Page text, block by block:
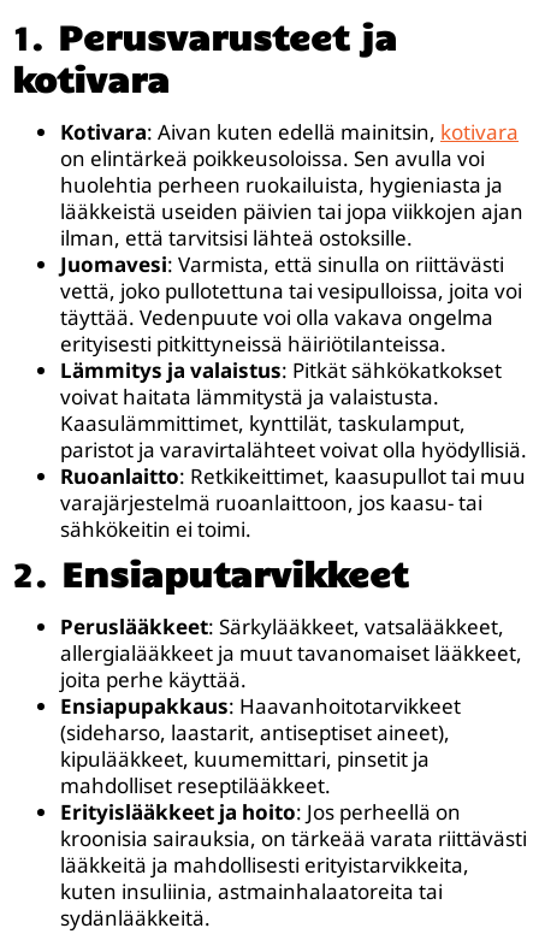
1. Perusvarusteet ja
kotivara
Kotivara: Aivan kuten edellä mainitsin, kotivara
on elintärkeä poikkeusoloissa. Sen avulla voi
huolehtia perheen ruokailuista, hygieniasta ja
lääkkeistä useiden päivien tai jopa viikkojen ajan
ilman, että tarvitsisi lähteä ostoksille.
Juomavesi: Varmista, että sinulla on riittävästi
vettä, joko pullotettuna tai vesipulloissa, joita voi
täyttää. Vedenpuute voi olla vakava ongelma
erityisesti pitkittyneissä häiriötilanteissa.
Lämmitys ja valaistus: Pitkät sähkökatkokset
voivat haitata lämmitystä ja valaistusta.
Kaasulämmittimet, kynttilät, taskulamput,
paristot ja varavirtalähteet voivat olla hyödyllisiä.
Ruoanlaitto: Retkikeittimet, kaasupullot tai muu
varajärjestelmä ruoanlaittoon, jos kaasu- tai
sähkökeitin ei toimi.
2. Ensiaputarvikkeet
Peruslääkkeet: Särkylääkkeet, vatsalääkkeet,
allergialääkkeet ja muut tavanomaiset lääkkeet,
joita perhe käyttää.
Ensiapupakkaus: Haavanhoitotarvikkeet
(sideharso, laastarit, antiseptiset aineet),
kipulääkkeet, kuumemittari, pinsetit ja
mahdolliset reseptilääkkeet.
Erityislääkkeet ja hoito: Jos perheellä on
kroonisia sairauksia, on tärkeää varata riittävästi
lääkkeitä ja mahdollisesti erityistarvikkeita,
kuten insuliinia, astmainhalaatoreita tai
sydänlääkkeitä.